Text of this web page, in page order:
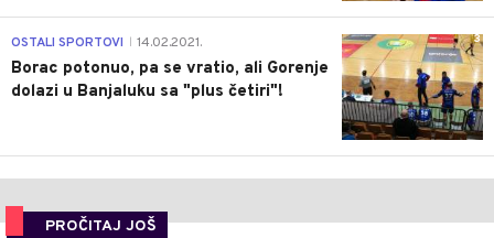
3
OSTALI SPORTOVI 14.02.2021.
Borac potonuo, pa se vratio, ali Gorenje
dolazi u Banjaluku sa "plus četiri"!
PROČITAJ JOŠ